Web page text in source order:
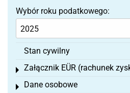
Wybór roku podatkowego:
Stan cywilny
Załącznik EÜR (rachunek
Toggle menu
Dane osobowe
Toggle menu